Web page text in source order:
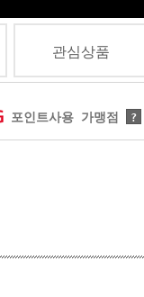
관심상품
포인트사용 가맹점 ?